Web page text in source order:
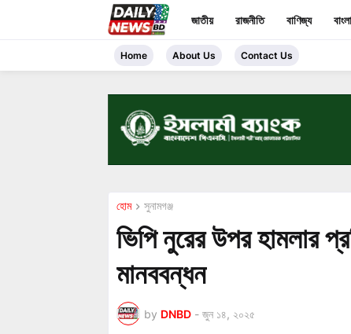
জাতীয় রাজনীতি বাণিজ্য
Home About Us Contact Us
হোম সুনামগঞ্জ
ভিপি নুরের উপর হামলার
মানববন্ধন
by DNBD - জুন ১৪, ২০২৫